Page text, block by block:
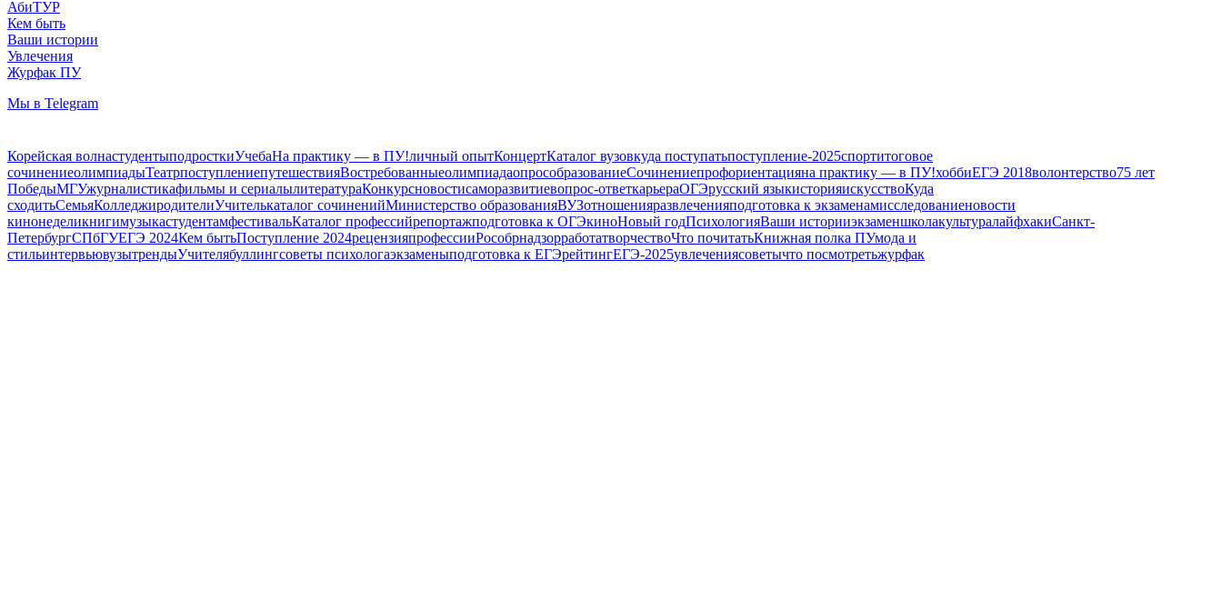
АбиТУР
Кем быть
Ваши истории
Увлечения
Журфак ПУ
Мы в Telegram
Корейская волнастудентыподросткиУчебаНа практику — в ПУ!личный опытКонцертКаталог вузовкуда поступатьпоступление-2025спортитоговое
сочинениеолимпиадыТеатрпоступлениепутешествияВостребованныеолимпиадаопрособразованиеСочинениепрофориентацияна практику — в ПУ!хоббиЕГЭ 2018волонтерство75 лет
ПобедыМГУжурналистикафильмы и сериалылитератураКонкурсновостисаморазвитиевопрос-ответкарьераОГЭрусский языкисторияискусствоКуда
сходитьСемьяКолледжиродителиУчителькаталог сочиненийМинистерство образованияВУЗотношенияразвлеченияподготовка к экзаменамисследованиеновости
кинонеделикнигимузыкастудентамфестивальКаталог профессийрепортажподготовка к ОГЭкиноНовый годПсихологияВаши историиэкзаменшколакультуралайфхакиСанкт-
ПетербургСПбГУЕГЭ 2024Кем бытьПоступление 2024рецензияпрофессииРособрнадзорработатворчествоЧто почитатьКнижная полка ПУмода и
стильинтервьювузытрендыУчителябуллингсоветы психологаэкзаменыподготовка к ЕГЭрейтингЕГЭ-2025увлечениясоветычто посмотретьжурфак